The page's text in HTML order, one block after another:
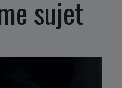
sujet